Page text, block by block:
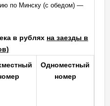
по Минску (с обедом) —
в рублях на заезды в
Одноместный
номер